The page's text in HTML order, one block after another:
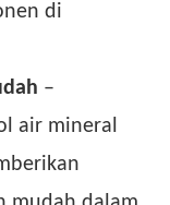
di
–
air mineral